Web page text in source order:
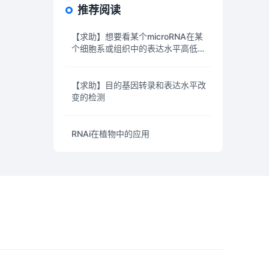
推荐阅读
【求助】想要看某个microRNA在某
个细胞系或组织中的表达水平高低，
【求助】目的基因转录和表达水平改
变的检测
RNAi在植物中的应用